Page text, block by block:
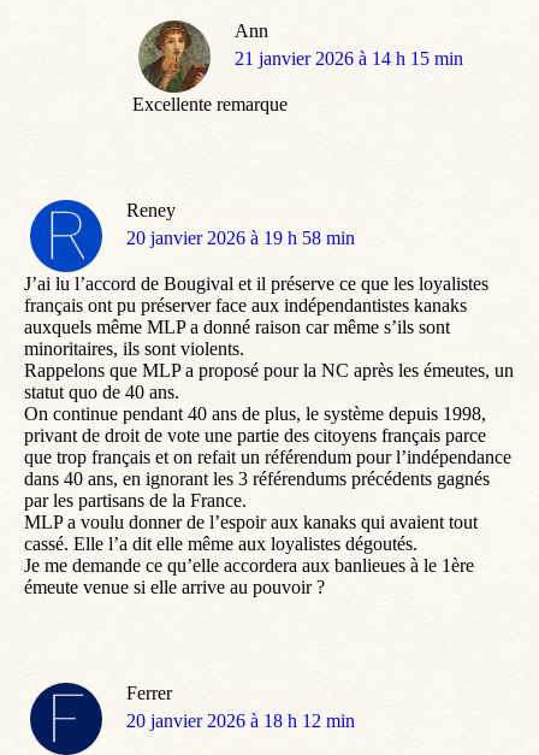
Ann
dit
21 janvier 2026 à 14 h 15 min
Excellente remarque
Reney
dit
20 janvier 2026 à 19 h 58 min
J’ai lu l’accord de Bougival et il préserve ce que les loyalistes
français ont pu préserver face aux indépendantistes kanaks
auxquels même MLP a donné raison car même s’ils sont
minoritaires, ils sont violents.
Rappelons que MLP a proposé pour la NC après les émeutes, un
statut quo de 40 ans.
On continue pendant 40 ans de plus, le système depuis 1998,
privant de droit de vote une partie des citoyens français parce
que trop français et on refait un référendum pour l’indépendance
dans 40 ans, en ignorant les 3 référendums précédents gagnés
par les partisans de la France.
MLP a voulu donner de l’espoir aux kanaks qui avaient tout
cassé. Elle l’a dit elle même aux loyalistes dégoutés.
Je me demande ce qu’elle accordera aux banlieues à le 1ère
émeute venue si elle arrive au pouvoir ?
Ferrer
dit
20 janvier 2026 à 18 h 12 min